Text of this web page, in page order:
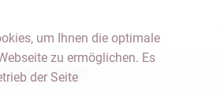
Dresden
um Ihnen die optimale
zu ermöglichen. Es
der Seite